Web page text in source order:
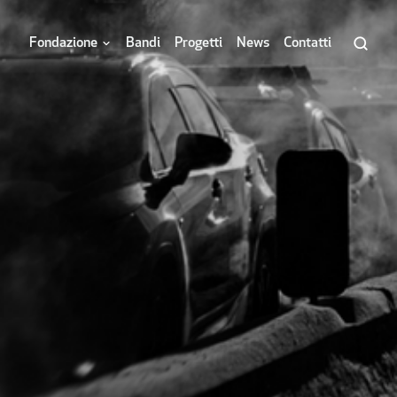
Fondazione Bandi Progetti News Contatti